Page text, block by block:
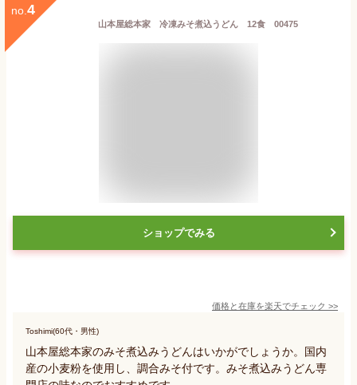
no. 4
山本屋総本家 冷凍みそ煮込うどん 12食 00475
ショップでみる
価格と在庫を楽天でチェック >>
Toshimi(60代・男性)
山本屋総本家のみそ煮込みうどんはいかがでしょうか。国内
産の小麦粉を使用し、調合みそ付です。みそ煮込みうどん専